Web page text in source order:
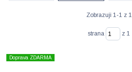
Zobrazuji 1-1 z 1
strana z 1
Doprava ZDARMA